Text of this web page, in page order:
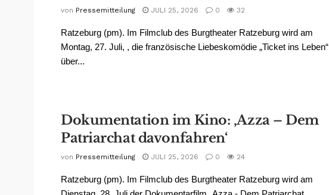
von Pressemitteilung JULI 25, 2026 0 32
Ratzeburg (pm). Im Filmclub des Burgtheater Ratzeburg wird am
Montag, 27. Juli, , die französische Liebeskomödie „Ticket ins Leben“
über...
Dokumentation im Kino: ‚Azza – Dem
Patriarchat davonfahren‘
von Pressemitteilung JULI 25, 2026 0 24
Ratzeburg (pm). Im Filmclub des Burgtheater Ratzeburg wird am